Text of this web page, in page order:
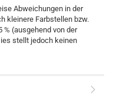
Abweichungen in der
kleinere Farbstellen bzw.
% (ausgehend von der
stellt jedoch keinen